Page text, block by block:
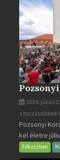
2026. július
Pozsonyi
Koronázási
Napok
bejegyzéshez
a hozzászólások
Pozsonyi
kel életre
Fókuszban